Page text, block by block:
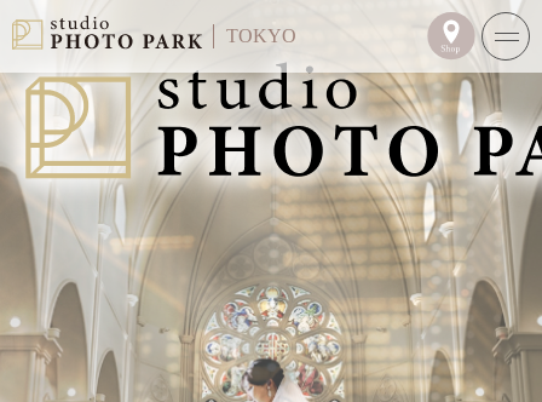
TOKYO